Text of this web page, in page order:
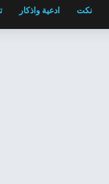
نكت ادعية واذكار